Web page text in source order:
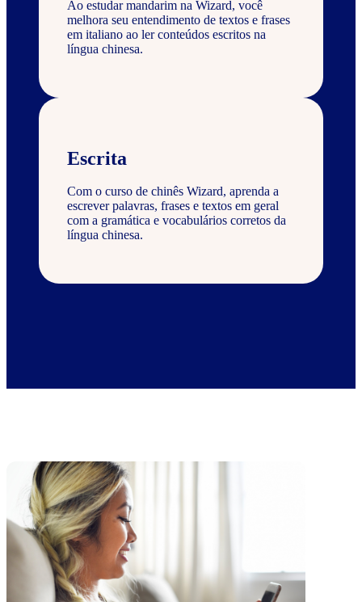
Ao estudar mandarim na Wizard, você
melhora seu entendimento de textos e frases
em italiano ao ler conteúdos escritos na
língua chinesa.
Escrita
Com o curso de chinês Wizard, aprenda a
escrever palavras, frases e textos em geral
com a gramática e vocabulários corretos da
língua chinesa.